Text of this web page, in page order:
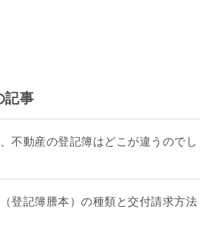
記事
不動産の登記簿はどこが違うのでし
登記簿謄本）の種類と交付請求方法